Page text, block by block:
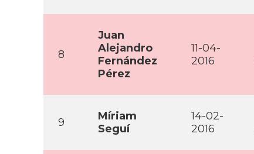
8
Juan
Alejandro
Fernández
Pérez
11-04-
2016
9
Mí­riam
Seguí­
14-02-
2016